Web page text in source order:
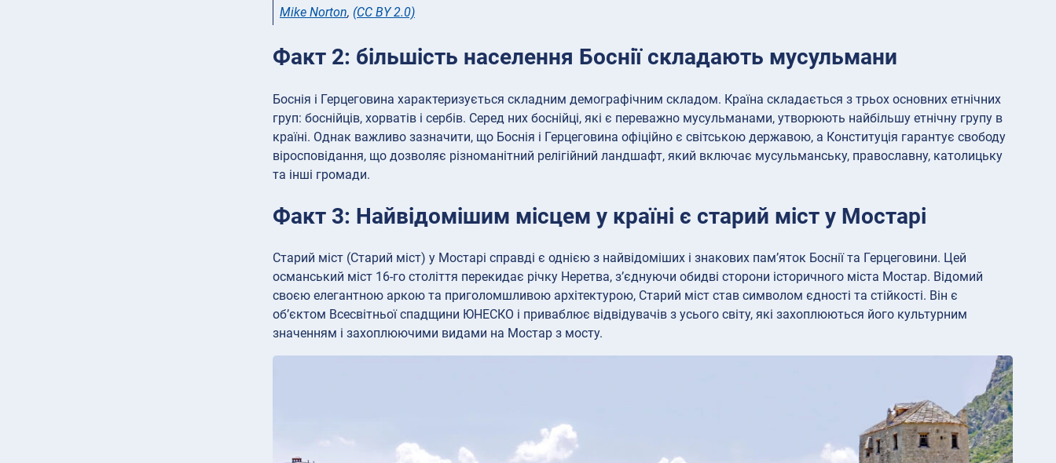
Mike Norton, (CC BY 2.0)
Факт 2: більшість населення Боснії складають мусульмани
Боснія і Герцеговина характеризується складним демографічним складом. Країна складається з трьох основних етнічних
груп: боснійців, хорватів і сербів. Серед них боснійці, які є переважно мусульманами, утворюють найбільшу етнічну групу в
країні. Однак важливо зазначити, що Боснія і Герцеговина офіційно є світською державою, а Конституція гарантує свободу
віросповідання, що дозволяє різноманітний релігійний ландшафт, який включає мусульманську, православну, католицьку
та інші громади.
Факт 3: Найвідомішим місцем у країні є старий міст у Мостарі
Старий міст (Старий міст) у Мостарі справді є однією з найвідоміших і знакових пам’яток Боснії та Герцеговини. Цей
османський міст 16-го століття перекидає річку Неретва, з’єднуючи обидві сторони історичного міста Мостар. Відомий
своєю елегантною аркою та приголомшливою архітектурою, Старий міст став символом єдності та стійкості. Він є
об’єктом Всесвітньої спадщини ЮНЕСКО і приваблює відвідувачів з усього світу, які захоплюються його культурним
значенням і захоплюючими видами на Мостар з мосту.